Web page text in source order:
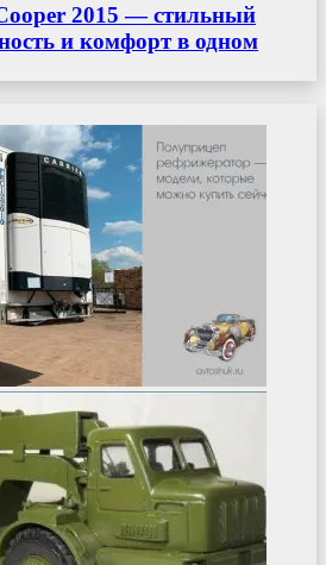
2015 — стильный
и комфорт в одном